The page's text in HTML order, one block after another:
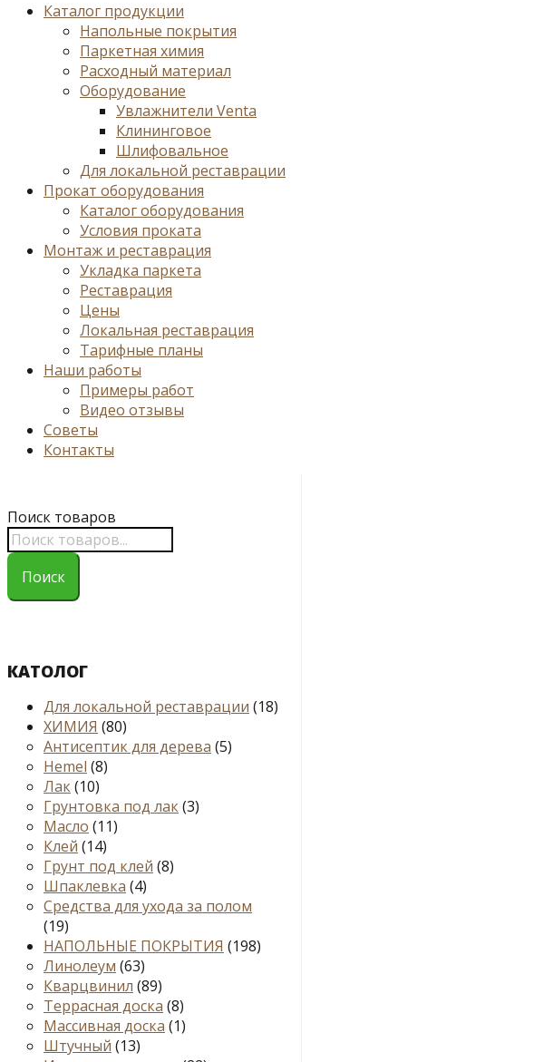
Каталог продукции
Напольные покрытия
Паркетная химия
Расходный материал
Оборудование
Увлажнители Venta
Клининговое
Шлифовальное
Для локальной реставрации
Прокат оборудования
Каталог оборудования
Условия проката
Монтаж и реставрация
Укладка паркета
Реставрация
Цены
Локальная реставрация
Тарифные планы
Наши работы
Примеры работ
Видео отзывы
Советы
Контакты
Поиск товаров
Поиск
КАТОЛОГ
Для локальной реставрации (18)
ХИМИЯ (80)
Антисептик для дерева (5)
Hemel (8)
Лак(10)
Грунтовка под лак(3)
Масло (11)
Клей (14)
Грунт под клей (8)
Шпаклевка (4)
Средства для ухода за полом
(19)
НАПОЛЬНЫЕ ПОКРЫТИЯ (198)
Линолеум (63)
Кварцвинил (89)
Террасная доска (8)
Массивная доска (1)
Штучный (13)